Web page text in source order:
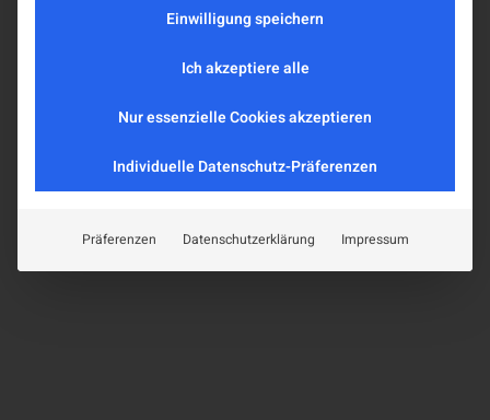
Einwilligung speichern
Ich akzeptiere alle
Nur essenzielle Cookies akzeptieren
Individuelle Datenschutz-Präferenzen
Präferenzen Datenschutzerklärung Impressum